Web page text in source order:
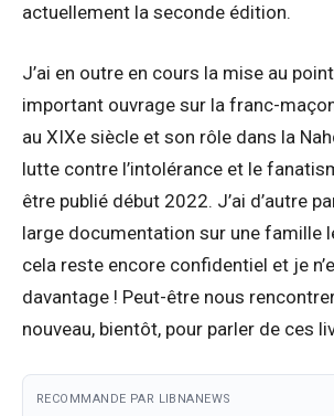
actuellement la seconde édition.
J’ai en outre en cours la mise au
important ouvrage sur la franc-
au XIXe siècle et son rôle dans la
lutte contre l’intolérance et le
être publié début 2022. J’ai d’autre
large documentation sur une famille
cela reste encore confidentiel et je
davantage ! Peut-être nous
nouveau, bientôt, pour parler de ces
RECOMMANDE PAR LIBNANEWS